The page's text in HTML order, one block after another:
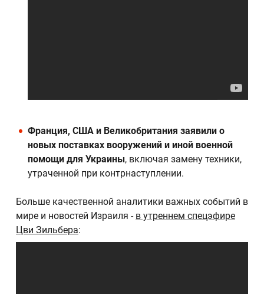
Франция, США и Великобритания заявили о
новых поставках вооружений и иной военной
помощи для Украины, включая замену техники,
утраченной при контрнаступлении.
Больше качественной аналитики важных событий в
мире и новостей Израиля - в утреннем спецэфире
Цви Зильбера: